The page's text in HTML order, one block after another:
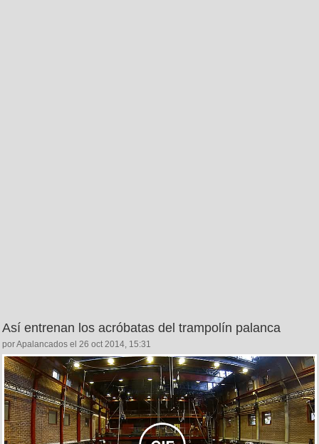
Así entrenan los acróbatas del trampolín palanca
por Apalancados el 26 oct 2014, 15:31